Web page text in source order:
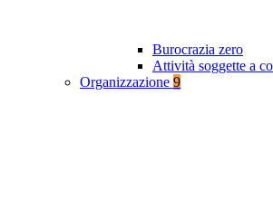
Burocrazia zero
Attività soggette a
Organizzazione 9